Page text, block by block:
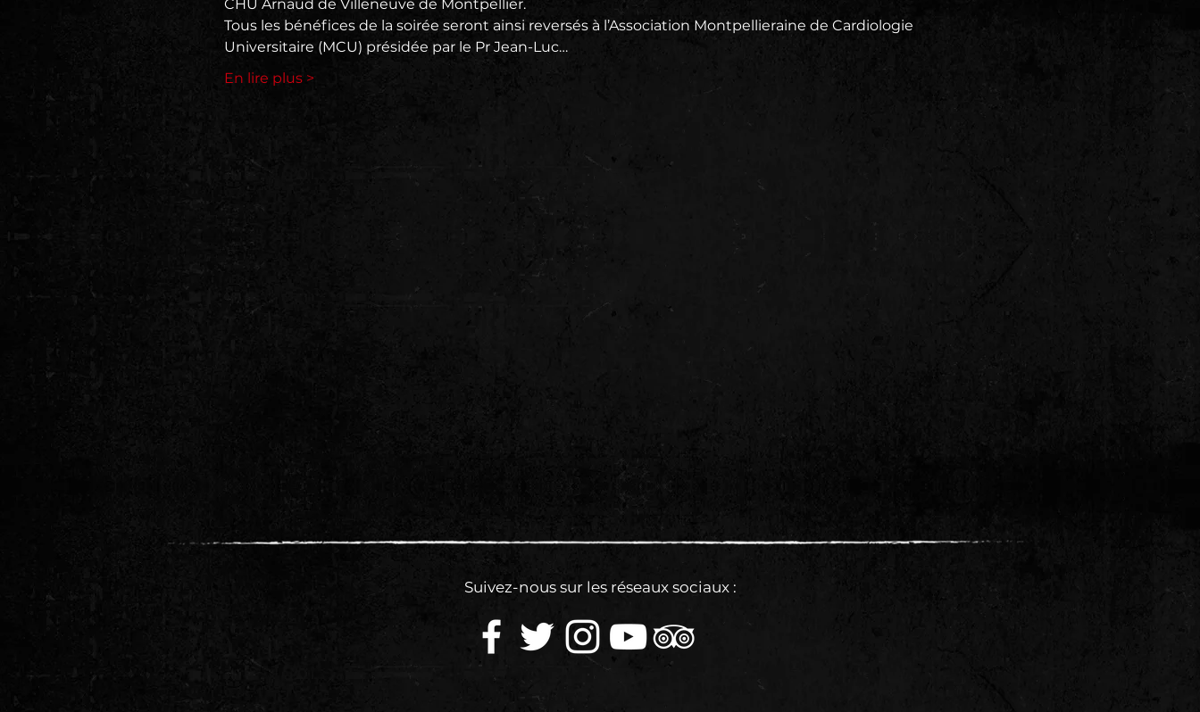
CHU Arnaud de Villeneuve de Montpellier.
Tous les bénéfices de la soirée seront ainsi reversés à l’Association Montpellieraine de Cardiologie
Universitaire (MCU) présidée par le Pr Jean-Luc…
En lire plus >
Suivez-nous sur les réseaux sociaux :